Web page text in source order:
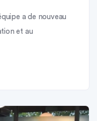
a de nouveau
et au